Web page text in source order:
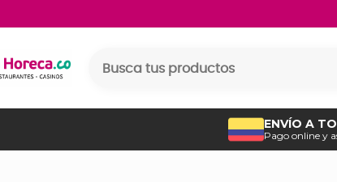
ENVÍO A
Pago online y